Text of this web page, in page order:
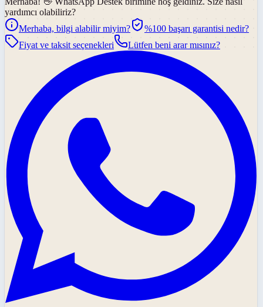
yardımcı olabiliriz?
Merhaba, bilgi alabilir miyim?
%100 başarı garantisi nedir?
Fiyat ve taksit seçenekleri
Lütfen beni arar mısınız?